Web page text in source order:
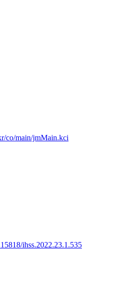
co/main/jmMain.kci
ihss.2022.23.1.535